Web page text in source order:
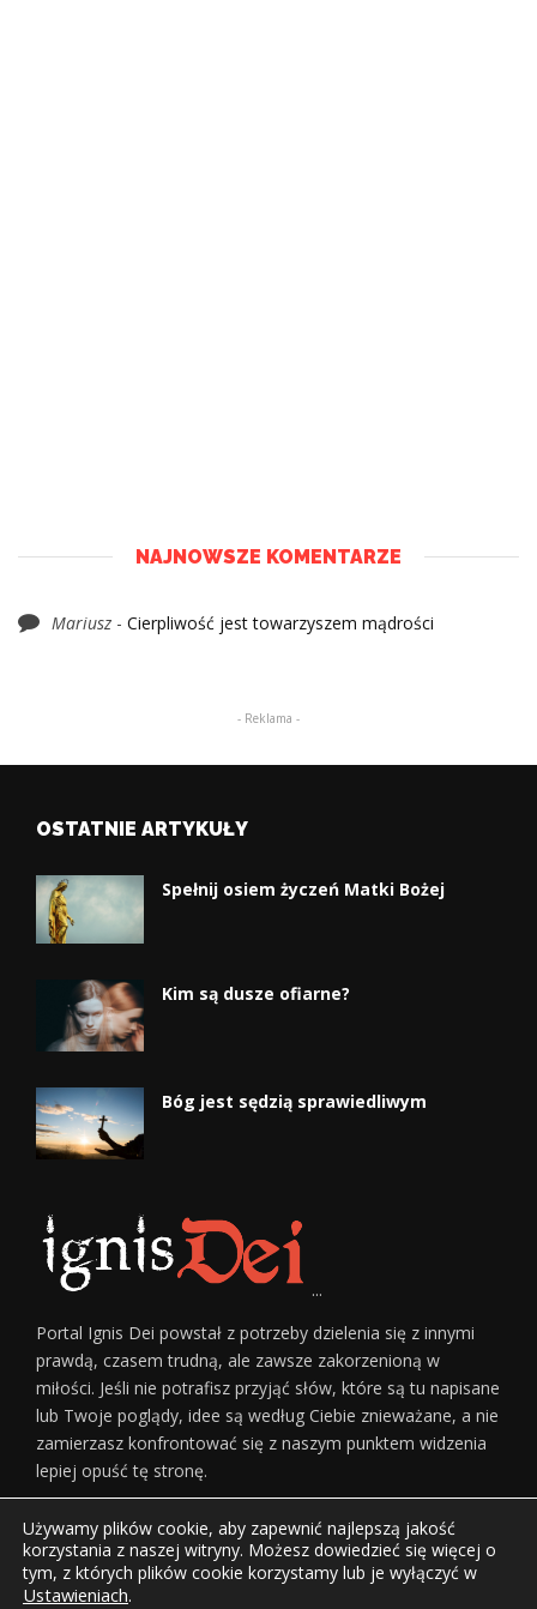
NAJNOWSZE KOMENTARZE
Mariusz - Cierpliwość jest towarzyszem mądrości
- Reklama -
OSTATNIE ARTYKUŁY
Spełnij osiem życzeń Matki Bożej
Kim są dusze ofiarne?
Bóg jest sędzią sprawiedliwym
...
Portal Ignis Dei powstał z potrzeby dzielenia się z innymi
prawdą, czasem trudną, ale zawsze zakorzenioną w
miłości. Jeśli nie potrafisz przyjąć słów, które są tu napisane
lub Twoje poglądy, idee są według Ciebie znieważane, a nie
zamierzasz konfrontować się z naszym punktem widzenia
lepiej opuść tę stronę.
Używamy plików cookie, aby zapewnić najlepszą jakość
korzystania z naszej witryny. Możesz dowiedzieć się więcej o
tym, z których plików cookie korzystamy lub je wyłączyć w
Ustawieniach.